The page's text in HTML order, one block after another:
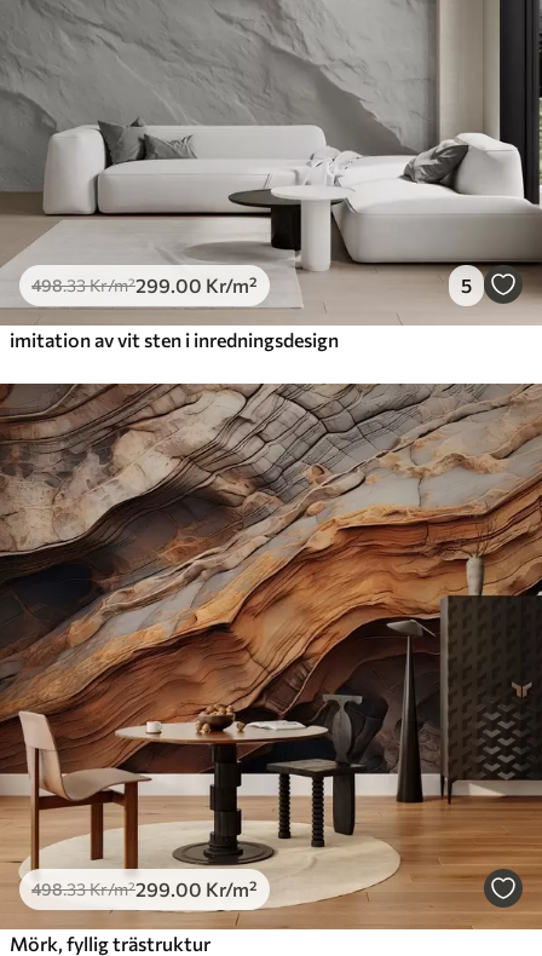
498.33Kr/m²299 .00 Kr/m² 5
imitation av vit sten i inredningsdesign
498.33Kr/m²299 .00 Kr/m²
Mörk, fyllig trästruktur